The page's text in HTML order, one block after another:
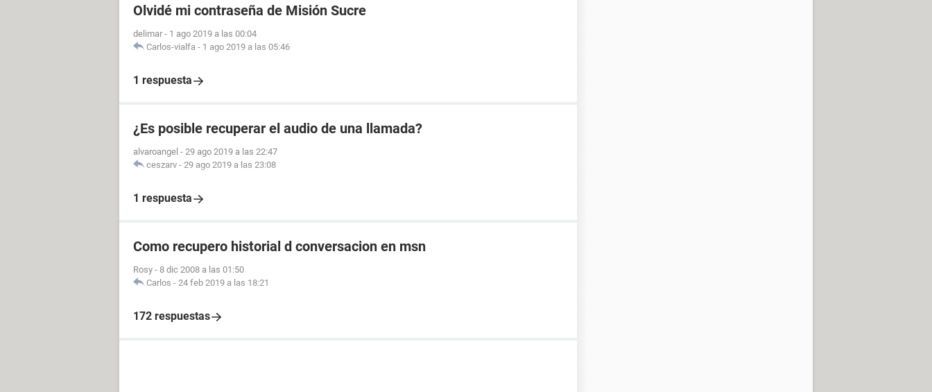
Olvidé mi contraseña de Misión Sucre
delimar - 1 ago 2019 a las 00:04
Carlos-vialfa - 1 ago 2019 a las 05:46
1 respuesta
¿Es posible recuperar el audio de una llamada?
alvaroangel - 29 ago 2019 a las 22:47
ceszarv - 29 ago 2019 a las 23:08
1 respuesta
Como recupero historial d conversacion en msn
Rosy - 8 dic 2008 a las 01:50
Carlos - 24 feb 2019 a las 18:21
172 respuestas